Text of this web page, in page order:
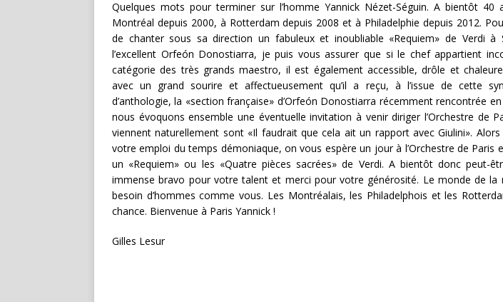
Quelques mots pour terminer sur l’homme Yannick Nézet-Séguin. A bientôt
Montréal depuis 2000, à Rotterdam depuis 2008 et à Philadelphie depuis 2012.
de chanter sous sa direction un fabuleux et inoubliable «Requiem» de Verdi à
l’excellent Orfeón Donostiarra, je puis vous assurer que si le chef appartient
catégorie des très grands maestro, il est également accessible, drôle et
avec un grand sourire et affectueusement qu’il a reçu, à l’issue de cette
d’anthologie, la «section française» d’Orfeón Donostiarra récemment rencontrée
nous évoquons ensemble une éventuelle invitation à venir diriger l’Orchestre de
viennent naturellement sont «Il faudrait que cela ait un rapport avec Giulini». Alors
votre emploi du temps démoniaque, on vous espère un jour à l’Orchestre de Paris
un «Requiem» ou les «Quatre pièces sacrées» de Verdi. A bientôt donc peut-
immense bravo pour votre talent et merci pour votre générosité. Le monde de la
besoin d’hommes comme vous. Les Montréalais, les Philadelphois et les
chance. Bienvenue à Paris Yannick !
Gilles Lesur